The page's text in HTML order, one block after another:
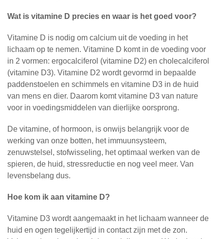
Wat is vitamine D precies en waar is het goed voor?
Vitamine D is nodig om calcium uit de voeding in het
lichaam op te nemen. Vitamine D komt in de voeding voor
in 2 vormen: ergocalciferol (vitamine D2) en cholecalciferol
(vitamine D3). Vitamine D2 wordt gevormd in bepaalde
paddenstoelen en schimmels en vitamine D3 in de huid
van mens en dier. Daarom komt vitamine D3 van nature
voor in voedingsmiddelen van dierlijke oorsprong.
De vitamine, of hormoon, is onwijs belangrijk voor de
werking van onze botten, het immuunsysteem,
zenuwstelsel, stofwisseling, het optimaal werken van de
spieren, de huid, stressreductie en nog veel meer. Van
levensbelang dus.
Hoe kom ik aan vitamine D?
Vitamine D3 wordt aangemaakt in het lichaam wanneer de
huid en ogen tegelijkertijd in contact zijn met de zon.